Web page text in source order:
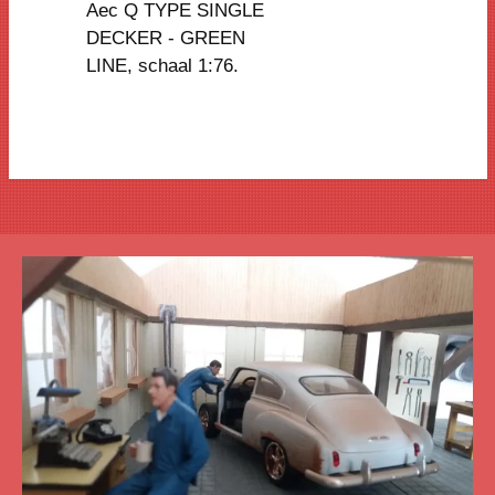
Aec Q TYPE SINGLE
DECKER - GREEN
LINE, schaal 1:76.